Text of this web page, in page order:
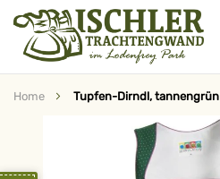
Home Tupfen-Dirndl, tannengrün
springen